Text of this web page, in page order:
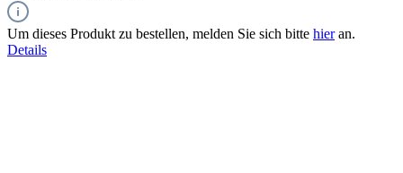
Um dieses Produkt zu bestellen, melden Sie sich bitte hieran.
Details